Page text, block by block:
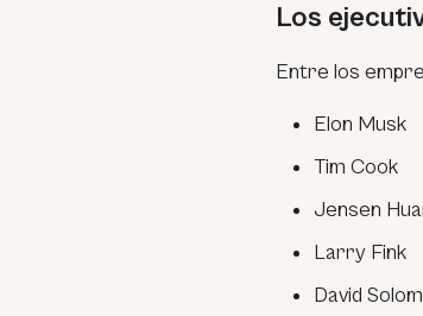
Los
Entre los
Elon Musk
Tim Cook
Jensen
Larry Fink
David